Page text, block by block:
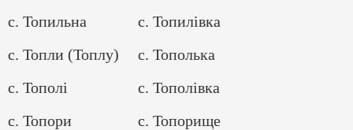
с. Топильна
с. Топилівка
с. Топли (Топлу)
с. Тополька
с. Тополі
с. Тополівка
с. Топори
с. Топорище